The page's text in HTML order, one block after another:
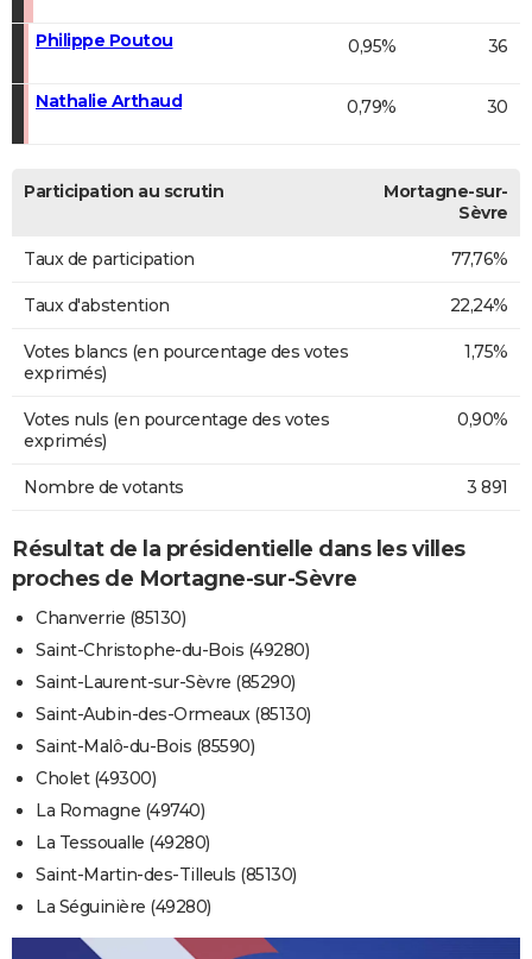
Philippe Poutou 0,95% 36
Nathalie Arthaud 0,79% 30
Participation au scrutin
Mortagne-sur-
Sèvre
Taux de participation 77,76%
Taux d'abstention 22,24%
Votes blancs (en pourcentage des votes
exprimés)
1,75%
Votes nuls (en pourcentage des votes
exprimés)
0,90%
Nombre de votants 3 891
Résultat de la présidentielle dans les villes
proches de Mortagne-sur-Sèvre
Chanverrie (85130)
Saint-Christophe-du-Bois (49280)
Saint-Laurent-sur-Sèvre (85290)
Saint-Aubin-des-Ormeaux (85130)
Saint-Malô-du-Bois (85590)
Cholet (49300)
La Romagne (49740)
La Tessoualle (49280)
Saint-Martin-des-Tilleuls (85130)
La Séguinière (49280)